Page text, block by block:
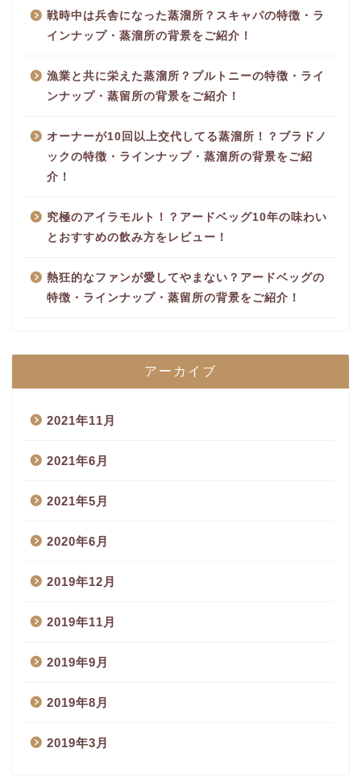
戦時中は兵舎になった蒸溜所？スキャパの特徴・ラ
インナップ・蒸溜所の背景をご紹介！
漁業と共に栄えた蒸溜所？プルトニーの特徴・ライ
ンナップ・蒸留所の背景をご紹介！
オーナーが10回以上交代してる蒸溜所！？ブラドノ
ックの特徴・ラインナップ・蒸溜所の背景をご紹
介！
究極のアイラモルト！？アードベッグ10年の味わい
とおすすめの飲み方をレビュー！
熱狂的なファンが愛してやまない？アードベッグの
特徴・ラインナップ・蒸留所の背景をご紹介！
アーカイブ
2021年11月
2021年6月
2021年5月
2020年6月
2019年12月
2019年11月
2019年9月
2019年8月
2019年3月